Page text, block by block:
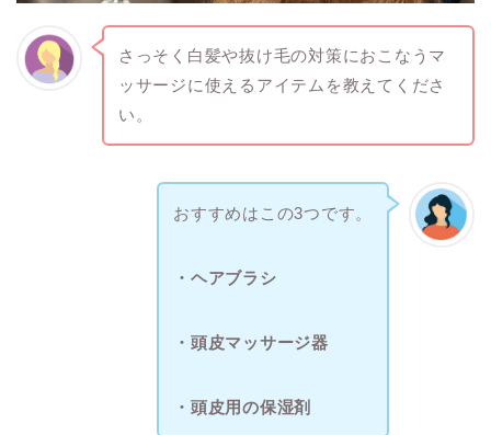
さっそく白髪や抜け毛の対策におこなうマ
ッサージに使えるアイテムを教えてくださ
い。
おすすめはこの3つです。
・ヘアブラシ
・頭皮マッサージ器
・頭皮用の保湿剤